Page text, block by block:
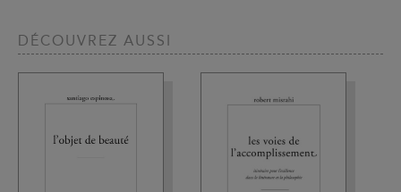
DÉCOUVREZ AUSSI